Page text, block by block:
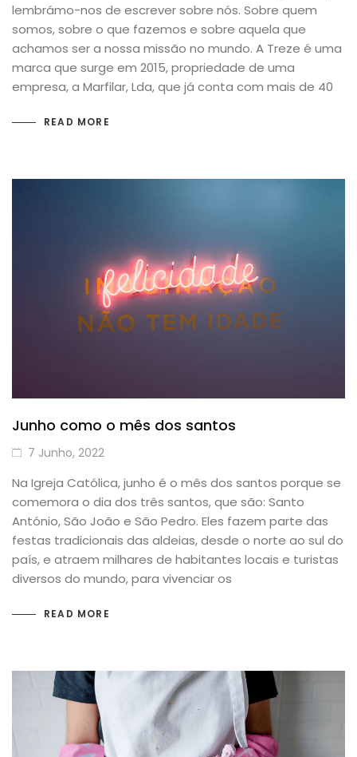
lembrámo-nos de escrever sobre nós. Sobre quem
somos, sobre o que fazemos e sobre aquela que
achamos ser a nossa missão no mundo. A Treze é uma
marca que surge em 2015, propriedade de uma
empresa, a Marfilar, Lda, que já conta com mais de 40
READ MORE
Junho como o mês dos santos
7 Junho, 2022
Na Igreja Católica, junho é o mês dos santos porque se
comemora o dia dos três santos, que são: Santo
António, São João e São Pedro. Eles fazem parte das
festas tradicionais das aldeias, desde o norte ao sul do
país, e atraem milhares de habitantes locais e turistas
diversos do mundo, para vivenciar os
READ MORE